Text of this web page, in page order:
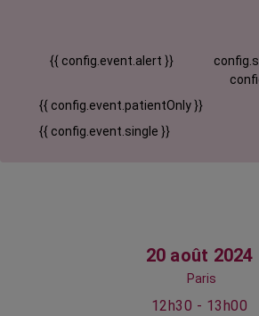
{{ config.event.alert }}
{{ config.event.patientOnly }}
{{ config.event.single }}
20 août 2024
Paris
12h30 - 13h00